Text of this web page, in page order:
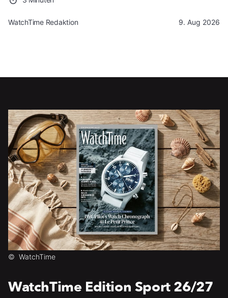
WatchTime Redaktion 9. Aug 2026
© WatchTime
WatchTime Edition Sport 26/27